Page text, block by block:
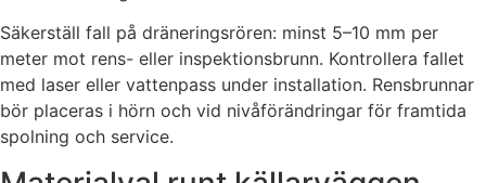
Säkerställ fall på dräneringsrören: minst 5–10 mm per
meter mot rens- eller inspektionsbrunn. Kontrollera fallet
med laser eller vattenpass under installation. Rensbrunnar
bör placeras i hörn och vid nivåförändringar för framtida
spolning och service.